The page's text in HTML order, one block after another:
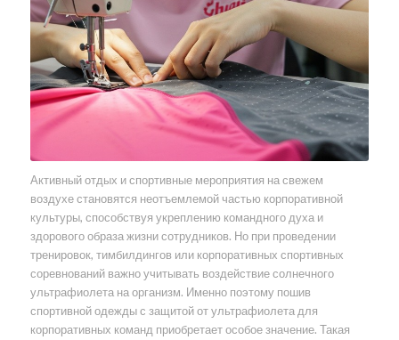
Активный отдых и спортивные мероприятия на свежем
воздухе становятся неотъемлемой частью корпоративной
культуры, способствуя укреплению командного духа и
здорового образа жизни сотрудников. Но при проведении
тренировок, тимбилдингов или корпоративных спортивных
соревнований важно учитывать воздействие солнечного
ультрафиолета на организм. Именно поэтому пошив
спортивной одежды с защитой от ультрафиолета для
корпоративных команд приобретает особое значение. Такая